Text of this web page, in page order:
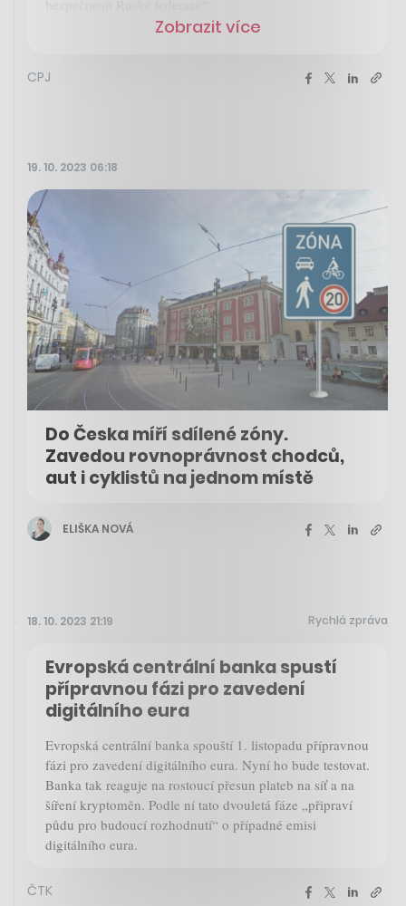
Zobrazit více
CPJ
19. 10. 2023 06:18
Do Česka míří sdílené zóny.
Zavedou rovnoprávnost chodců,
aut i cyklistů na jednom místě
ELIŠKA NOVÁ
18. 10. 2023 21:19 Rychlá zpráva
Evropská centrální banka spustí
přípravnou fázi pro zavedení
digitálního eura
Evropská centrální banka spouští 1. listopadu přípravnou
fázi pro zavedení digitálního eura. Nyní ho bude testovat.
Banka tak reaguje na rostoucí přesun plateb na síť a na
šíření kryptoměn. Podle ní tato dvouletá fáze „připraví
půdu pro budoucí rozhodnutí“ o případné emisi
digitálního eura.
ČTK